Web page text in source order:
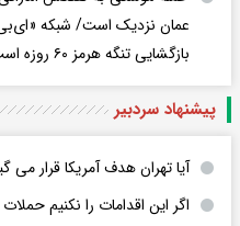
عمان نزدیک است/ شبکه
بازگشایی تنگه هرمز ۶۰ روزه است
پیشنهاد سردبیر
آیا تهران هدف آمریکا قرار می
اگر این اقدامات را نکنیم